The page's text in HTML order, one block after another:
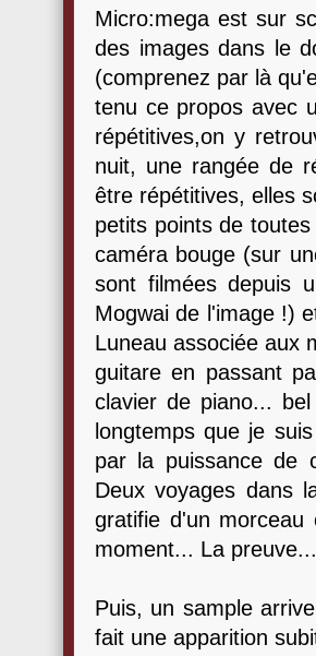
Micro:mega est sur
des images dans le
(comprenez par là
tenu ce propos avec
répétitives,on y
nuit, une rangée de
être répétitives, elles
petits points de
caméra bouge (sur
sont filmées depuis
Mogwai de l'image !)
Luneau associée aux
guitare en passant
clavier de piano...
longtemps que je
par la puissance de
Deux voyages dans
gratifie d'un
moment... La preuve...
Puis, un sample
fait une apparition